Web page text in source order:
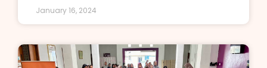
January 16, 2024